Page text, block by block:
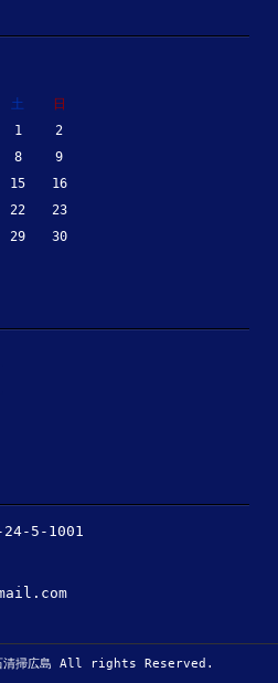
土
日
1
2
8
9
15
16
22
23
29
30
24-5-1001
掃広島 All rights Reserved.